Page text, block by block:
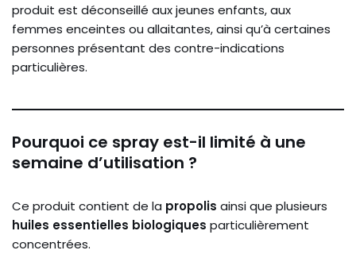
produit est déconseillé aux jeunes enfants, aux
femmes enceintes ou allaitantes, ainsi qu’à certaines
personnes présentant des contre-indications
particulières.
Pourquoi ce spray est-il limité à une
semaine d’utilisation ?
Ce produit contient de la propolis ainsi que plusieurs
huiles essentielles biologiques particulièrement
concentrées.